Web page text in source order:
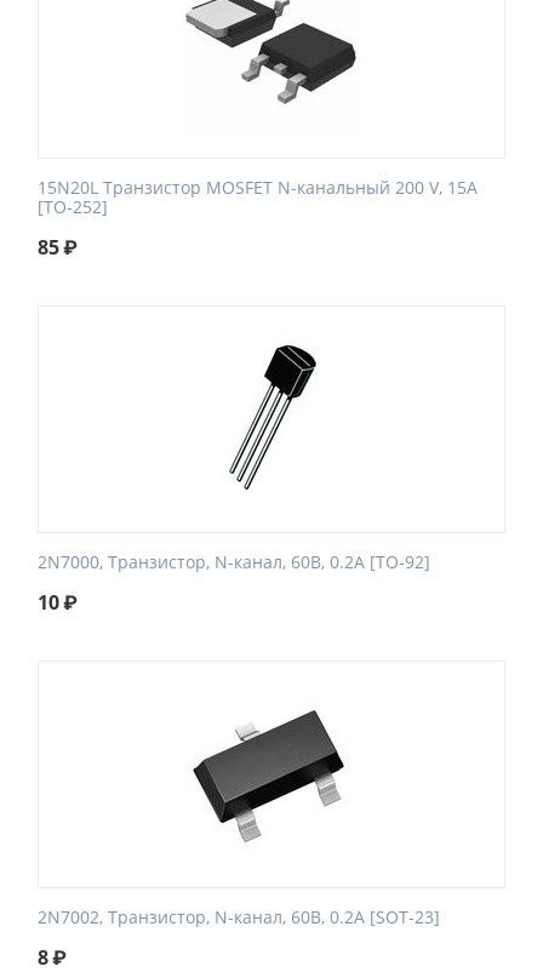
15N20L Транзистор MOSFET N-канальный 200 V, 15A
[TO-252]
85₽
2N7000, Транзистор, N-канал, 60В, 0.2А [TO-92]
10₽
2N7002, Транзистор, N-канал, 60В, 0.2А [SOT-23]
8₽